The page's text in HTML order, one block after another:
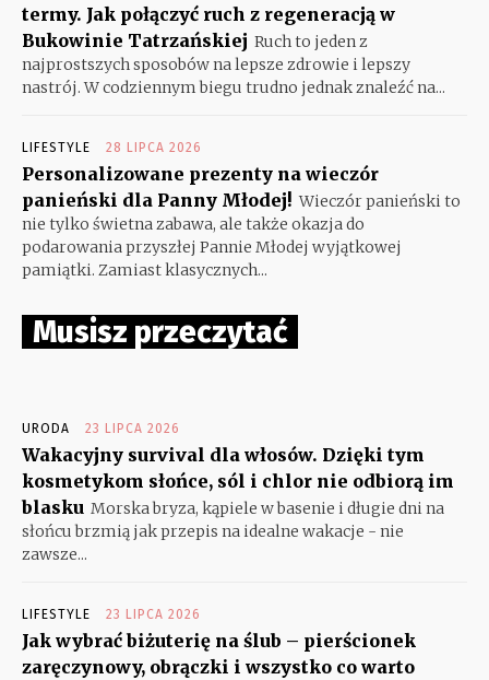
termy. Jak połączyć ruch z regeneracją w
Bukowinie Tatrzańskiej Ruch to jeden z
najprostszych sposobów na lepsze zdrowie i lepszy
nastrój. W codziennym biegu trudno jednak znaleźć na...
LIFESTYLE 28 LIPCA 2026
Personalizowane prezenty na wieczór
panieński dla Panny Młodej! Wieczór panieński to
nie tylko świetna zabawa, ale także okazja do
podarowania przyszłej Pannie Młodej wyjątkowej
pamiątki. Zamiast klasycznych...
Musisz przeczytać
URODA 23 LIPCA 2026
Wakacyjny survival dla włosów. Dzięki tym
kosmetykom słońce, sól i chlor nie odbiorą im
blasku Morska bryza, kąpiele w basenie i długie dni na
słońcu brzmią jak przepis na idealne wakacje - nie
zawsze...
LIFESTYLE 23 LIPCA 2026
Jak wybrać biżuterię na ślub – pierścionek
zaręczynowy, obrączki i wszystko co warto